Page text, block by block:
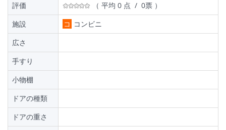
評価
（ 平均 0 点 / 0票 ）
施設
コ コンビニ
広さ
手すり
小物棚
ドアの種類
ドアの重さ